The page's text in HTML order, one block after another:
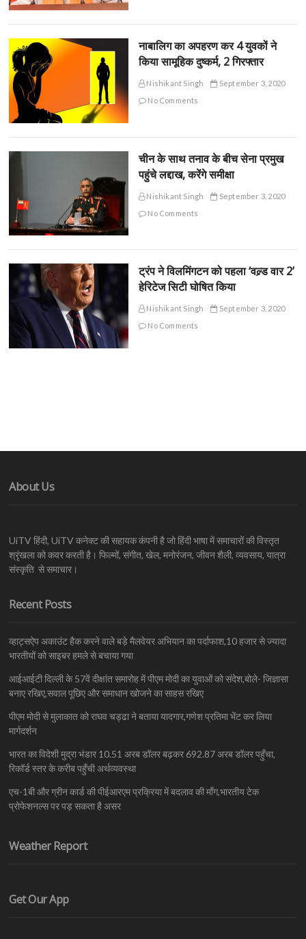
नाबालिग का अपहरण कर 4 युवकों ने
किया सामूहिक दुष्कर्म, 2 गिरफ्तार
Nishikant Singh
September 3, 2020
No Comments
चीन के साथ तनाव के बीच सेना प्रमुख
पहुंचे लद्दाख, करेंगे समीक्षा
Nishikant Singh
September 3, 2020
No Comments
ट्रंप ने विलमिंगटन को पहला ‘वल्र्ड वार 2’
हेरिटेज सिटी घोषित किया
Nishikant Singh
September 3, 2020
No Comments
About Us
UiTV हिंदी, UiTV कनेक्ट की सहायक कंपनी है जो हिंदी भाषा में समाचारों की विस्तृत
श्रृंखला को कवर करती है। फिल्मों, संगीत, खेल, मनोरंजन, जीवन शैली, व्यवसाय, यात्रा
संस्कृति से समाचार।
Recent Posts
व्हाट्सऐप अकाउंट हैक करने वाले बड़े मैलवेयर अभियान का पर्दाफाश,10 हजार से ज्यादा
भारतीयों को साइबर हमले से बचाया गया
आईआईटी दिल्ली के 57वें दीक्षांत समारोह में पीएम मोदी का युवाओं को संदेश,बोले- जिज्ञासा
बनाए रखिए,सवाल पूछिए और समाधान खोजने का साहस रखिए
पीएम मोदी से मुलाकात को राघव चड्ढा ने बताया यादगार,गणेश प्रतिमा भेंट कर लिया
मार्गदर्शन
भारत का विदेशी मुद्रा भंडार 10.51 अरब डॉलर बढ़कर 692.87 अरब डॉलर पहुँचा,
रिकॉर्ड स्तर के करीब पहुँची अर्थव्यवस्था
एच-1बी और ग्रीन कार्ड की पीईआरएम प्रक्रिया में बदलाव की माँग,भारतीय टेक
प्रोफेशनल्स पर पड़ सकता है असर
Weather Report
Get Our App